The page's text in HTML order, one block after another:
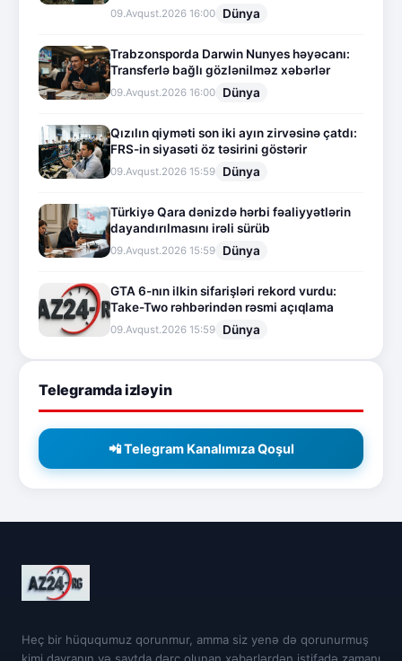
09.Avqust.2026 16:00 Dünya
Trabzonsporda Darwin Nunyes həyəcanı:
Transferlə bağlı gözlənilməz xəbərlər
09.Avqust.2026 16:00 Dünya
Qızılın qiyməti son iki ayın zirvəsinə çatdı:
FRS-in siyasəti öz təsirini göstərir
09.Avqust.2026 15:59 Dünya
Türkiyə Qara dənizdə hərbi fəaliyyətlərin
dayandırılmasını irəli sürüb
09.Avqust.2026 15:59 Dünya
GTA 6-nın ilkin sifarişləri rekord vurdu:
Take-Two rəhbərindən rəsmi açıqlama
09.Avqust.2026 15:59 Dünya
Telegramda izləyin
📲 Telegram Kanalımıza Qoşul
Heç bir hüququmuz qorunmur, amma siz yenə də qorunurmuş